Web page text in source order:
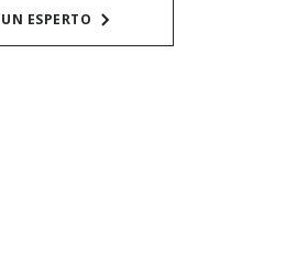
ESPERTO